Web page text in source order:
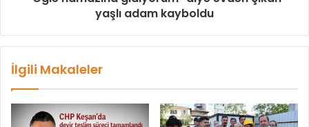
yaşlı adam kayboldu
İlgili Makaleler